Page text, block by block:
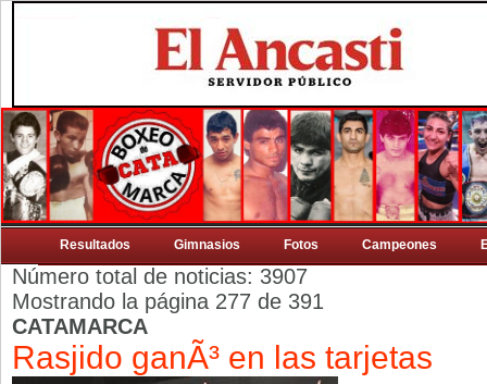
Resultados Gimnasios Fotos Campeones
Número total de noticias: 3907
Mostrando la página 277 de 391
CATAMARCA
Rasjido ganÃ³ en las tarjetas